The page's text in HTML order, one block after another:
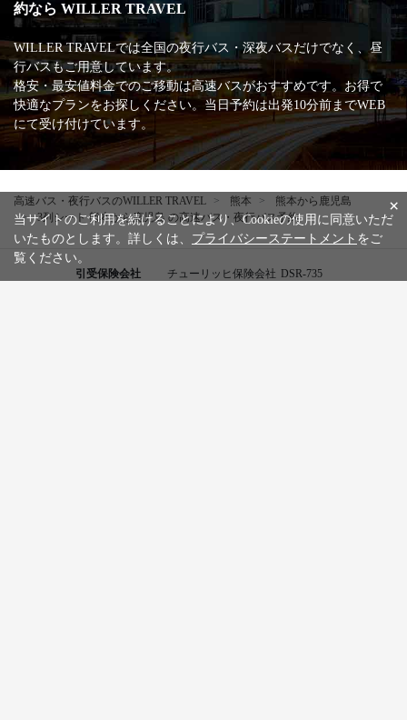
約なら WILLER TRAVEL
WILLER TRAVELでは全国の夜行バス・深夜バスだけでなく、昼
行バスもご用意しています。
格安・最安値料金でのご移動は高速バスがおすすめです。お得で
快適なプランをお探しください。当日予約は出発10分前までWEB
にて受け付けています。
高速バス・夜行バスのWILLER TRAVEL 熊本
熊本から鹿児島
3列シート 熊本から鹿児島 の高速バス・夜行バス予約
引受保険会社 チューリッヒ保険会社 DSR-735
×
当サイトのご利用を続けることにより、Cookieの使用に同意いただ
いたものとします。詳しくは、 プライバシーステートメント をご
覧ください。